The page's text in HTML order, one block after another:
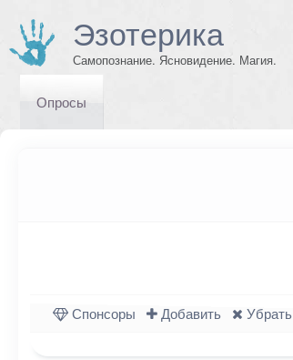
Эзотерика
Самопознание. Ясновидение. Магия.
Опросы
Спонсоры Добавить Убрать